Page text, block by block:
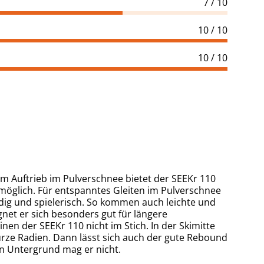
10 / 10
10 / 10
Auftrieb im Pulverschnee bietet der SEEKr 110
Für entspanntes Gleiten im Pulverschnee
und spielerisch. So kommen auch leichte und
er sich besonders gut für längere
der SEEKr 110 nicht im Stich. In der Skimitte
Radien. Dann lässt sich auch der gute Rebound
Untergrund mag er nicht.